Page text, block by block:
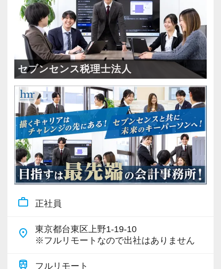
・税務顧問＋資産税に関与
・相続／事業承継／M&Aにも対応
＜成長中の税理士法人＞
・全国14拠点で事業展開
・従業員240名以上に拡大
・会計・税務・財務・労務まで対応
・専門家が在籍しワンストップ支援
＜学びを後押し＞
・書籍購入費／研修費は全額会社負担
・隔月で税法・実務の学習会あり
・資格取得を目指す社員が多数
＜募集の背景＞
・組織力強化に向けた採用
セブンセンス税理士法人
work_outline 正社員
place
東京都台東区上野1-19-10
※フルリモートなので出社はありません
train フルリモート